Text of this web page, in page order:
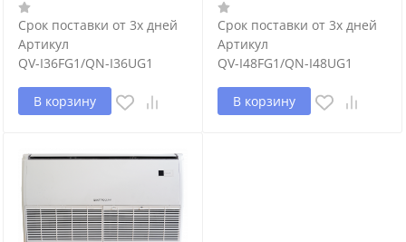
Срок поставки от 3х дней
Артикул
QV-I36FG1/QN-I36UG1
В корзину
Срок поставки от 3х дней
Артикул
QV-I48FG1/QN-I48UG1
В корзину